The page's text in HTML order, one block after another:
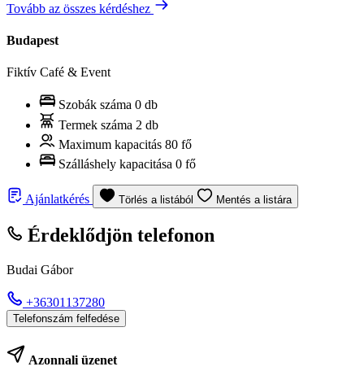
Tovább az összes kérdéshez
Budapest
Fiktív Café & Event
Szobák száma 0 db
Termek száma 2 db
Maximum kapacitás 80 fő
Szálláshely kapacitása 0 fő
Ajánlatkérés Törlés a listából Mentés a listára
Érdeklődjön telefonon
Budai Gábor
+36301137280
Telefonszám felfedése
Azonnali üzenet